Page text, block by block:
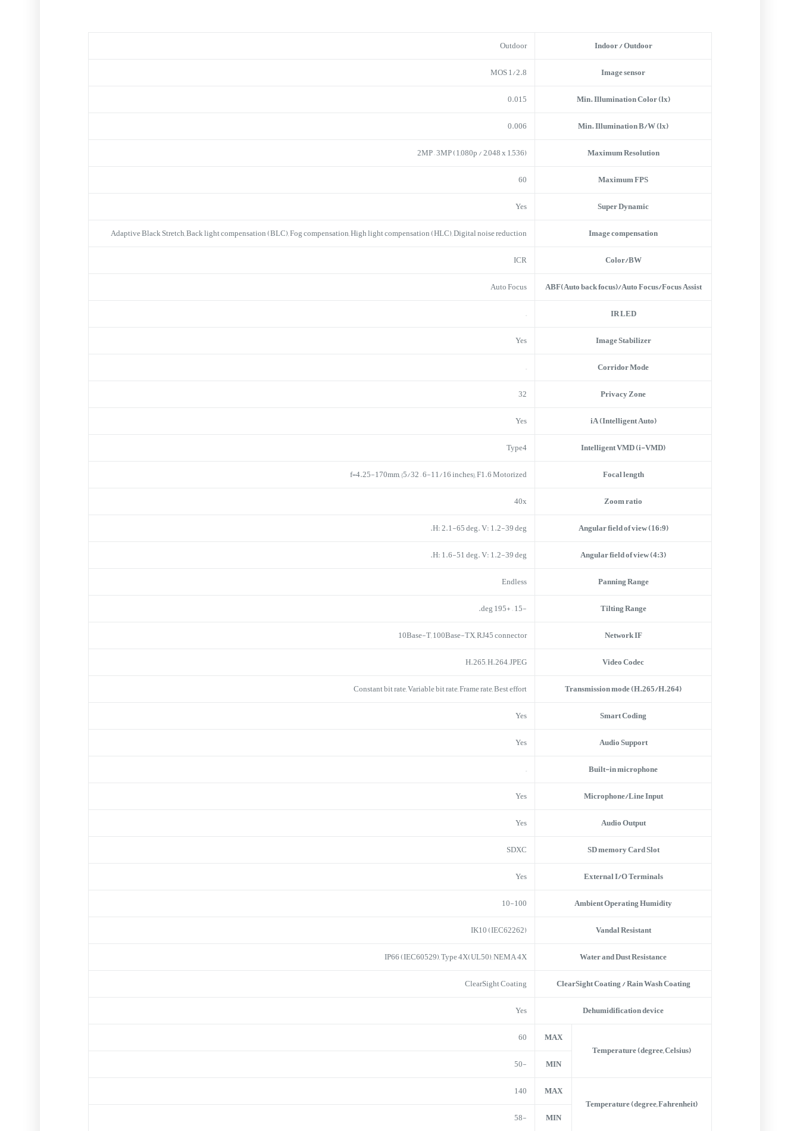
Indoor / Outdoor
Outdoor
Image sensor
1/2.8 MOS
Min. Illumination Color (lx)
0.015
Min. Illumination B/W (lx)
0.006
Maximum Resolution
2MP – 3MP (1,080p / 2,048 x 1,536)
Maximum FPS
60
Super Dynamic
Yes
Image compensation
Adaptive Black Stretch, Back light compensation (BLC), Fog compensation, High light compensation (HLC), Digital noise reduction
Color/BW
ICR
ABF(Auto back focus)/Auto Focus/Focus Assist
Auto Focus
IR LED
–
Image Stabilizer
Yes
Corridor Mode
–
Privacy Zone
32
iA (Intelligent Auto)
Yes
Intelligent VMD (i-VMD)
Type4
Focal length
f=4.25-170mm, {5/32 – 6-11/16 inches}, F1.6 Motorized
Zoom ratio
40x
Angular field of view (16:9)
H: 2.1-65 deg. V: 1.2-39 deg.
Angular field of view (4:3)
H: 1.6-51 deg. V: 1.2-39 deg.
Panning Range
Endless
Tilting Range
-15 – +195 deg.
Network IF
10Base-T, 100Base-TX, RJ45 connector
Video Codec
H.265, H.264, JPEG
Transmission mode (H.265/H.264)
Constant bit rate, Variable bit rate, Frame rate, Best effort
Smart Coding
Yes
Audio Support
Yes
Built-in microphone
–
Microphone/Line Input
Yes
Audio Output
Yes
SD memory Card Slot
SDXC
External I/O Terminals
Yes
Ambient Operating Humidity
10-100
Vandal Resistant
IK10 (IEC62262)
Water and Dust Resistance
IP66 (IEC60529), Type 4X(UL50), NEMA 4X
ClearSight Coating / Rain Wash Coating
ClearSight Coating
Dehumidification device
Yes
Temperature (degree, Celsius)
MAX
60
MIN
-50
Temperature (degree, Fahrenheit)
MAX
140
MIN
-58